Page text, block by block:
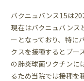
バクニュバンス15は
現在はバクニュバンス
ーとなっており、特に
クスを接種するとブー
の肺炎球菌ワクチンに
るため当院では接種を